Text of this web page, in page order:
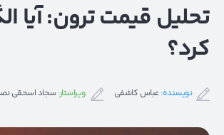
تحلیل قیمت ترون: آیا
کرد؟
نویسنده:عباس کاشفی ویراستار:سجاد اسحقی